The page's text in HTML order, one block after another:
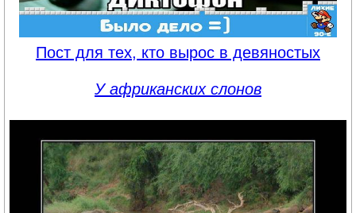
Пост для тех, кто вырос в девяностых
У африканских слонов